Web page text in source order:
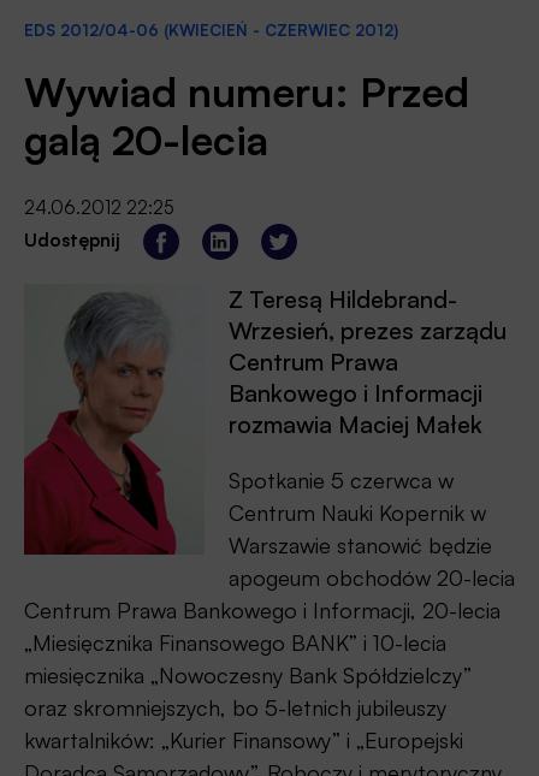
EDS 2012/04-06 (KWIECIEŃ - CZERWIEC 2012)
Wywiad numeru: Przed
galą 20-lecia
24.06.2012 22:25
Udostępnij
Z Teresą Hildebrand-
Wrzesień, prezes zarządu
Centrum Prawa
Bankowego i Informacji
rozmawia Maciej Małek
Spotkanie 5 czerwca w
Centrum Nauki Kopernik w
Warszawie stanowić będzie
apogeum obchodów 20-lecia
Centrum Prawa Bankowego i Informacji, 20-lecia
„Miesięcznika Finansowego BANK” i 10-lecia
miesięcznika „Nowoczesny Bank Spółdzielczy”
oraz skromniejszych, bo 5-letnich jubileuszy
kwartalników: „Kurier Finansowy” i „Europejski